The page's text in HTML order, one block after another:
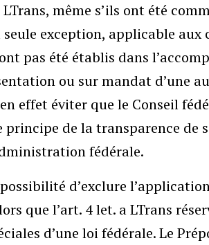
même s’ils ont été
exception, applicable aux
pas été établis dans
ou sur mandat d’une
effet éviter que le Conseil
de la transparence de
fédérale.
d’exclure
que l’art. 4 let. a LTrans
d’une loi fédérale. Le